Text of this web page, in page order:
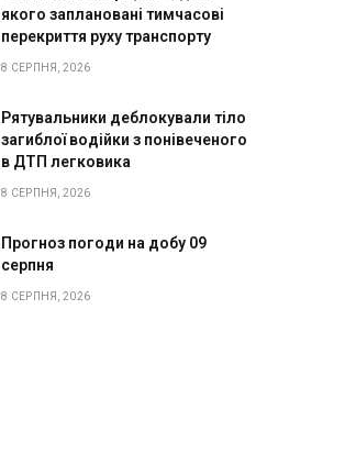
якого заплановані тимчасові
перекриття руху транспорту
8 СЕРПНЯ, 2026
Рятувальники деблокували тіло
загиблої водійки з понівеченого
в ДТП легковика
8 СЕРПНЯ, 2026
Прогноз погоди на добу 09
серпня
8 СЕРПНЯ, 2026